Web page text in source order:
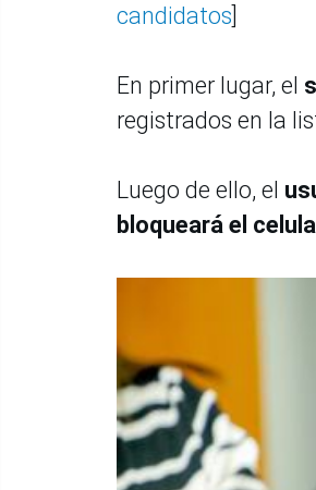
candidatos]
En primer lugar, el
registrados en la
Luego de ello, el
bloqueará el